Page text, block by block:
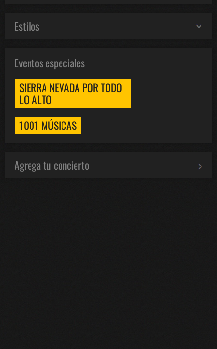
Estilos
Eventos especiales
SIERRA NEVADA POR TODO
LO ALTO
1001 MÚSICAS
Agrega tu concierto